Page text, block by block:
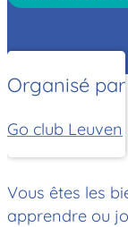
Organisé par
Go club Leuven
Vous êtes les
apprendre ou